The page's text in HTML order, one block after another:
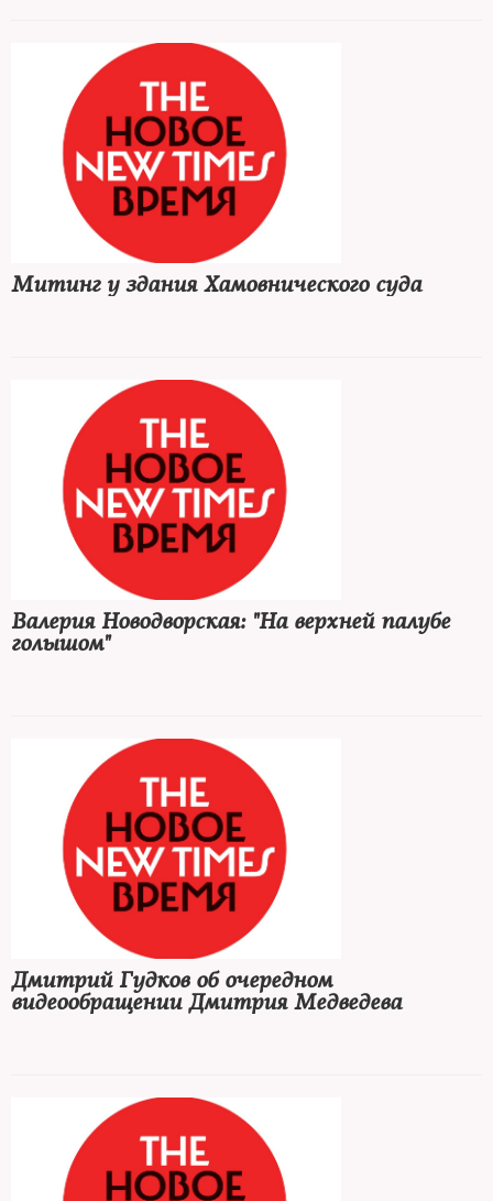
Митинг у здания Хамовнического суда
Валерия Новодворская: "На верхней палубе
голышом"
Дмитрий Гудков об очередном
видеообращении Дмитрия Медведева